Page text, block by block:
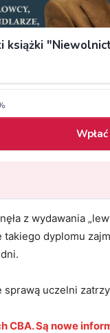
z wydawania
dyplomu
uczelni
CBA. Są nowe